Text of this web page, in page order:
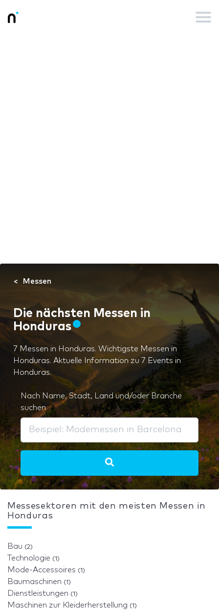
Messen
Die nächsten Messen in
Honduras
7 Messen in Honduras. Wichtigste Messen in
Honduras. Aktuelle Information zu 7 Events in
Honduras.
Nach Name, Stadt, Land und/oder Branche
suchen
Messesektoren mit den meisten Messen in
Honduras
Bau (2)
Technologie (1)
Mode-Accessoires (1)
Baumaschinen (1)
Dienstleistungen (1)
Maschinen zur Kleiderherstellung (1)